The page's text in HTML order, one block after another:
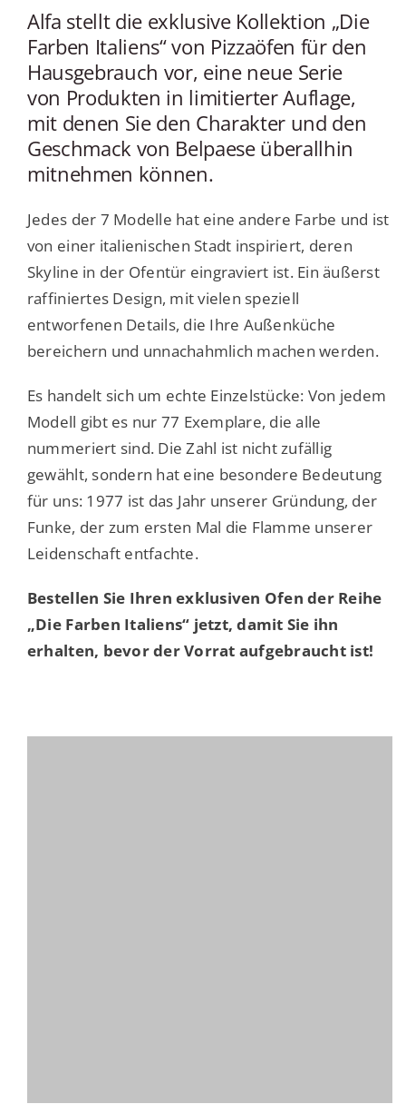
Alfa stellt die exklusive Kollektion „Die
Farben Italiens“ von Pizzaöfen für den
Hausgebrauch vor, eine neue Serie
von Produkten in limitierter Auflage,
mit denen Sie den Charakter und den
Geschmack von Belpaese überallhin
mitnehmen können.
Jedes der 7 Modelle hat eine andere Farbe und ist
von einer italienischen Stadt inspiriert, deren
Skyline in der Ofentür eingraviert ist. Ein äußerst
raffiniertes Design, mit vielen speziell
entworfenen Details, die Ihre Außenküche
bereichern und unnachahmlich machen werden.
Es handelt sich um echte Einzelstücke: Von jedem
Modell gibt es nur 77 Exemplare, die alle
nummeriert sind. Die Zahl ist nicht zufällig
gewählt, sondern hat eine besondere Bedeutung
für uns: 1977 ist das Jahr unserer Gründung, der
Funke, der zum ersten Mal die Flamme unserer
Leidenschaft entfachte.
Bestellen Sie Ihren exklusiven Ofen der Reihe
„Die Farben Italiens“ jetzt, damit Sie ihn
erhalten, bevor der Vorrat aufgebraucht ist!